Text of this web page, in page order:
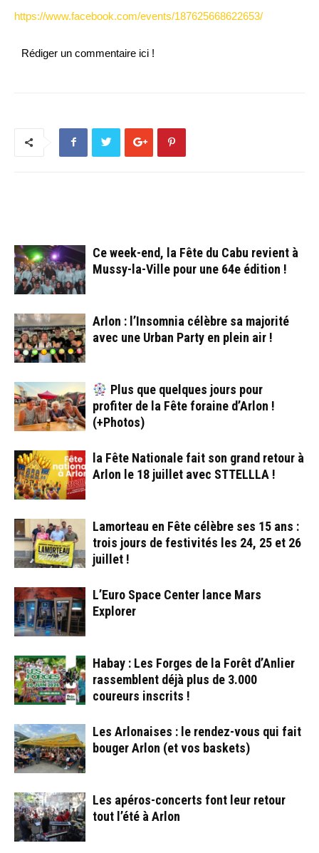
https://www.facebook.com/events/187625668622653/
Rédiger un commentaire ici !
Ce week-end, la Fête du Cabu revient à
Mussy-la-Ville pour une 64e édition !
Arlon : l’Insomnia célèbre sa majorité
avec une Urban Party en plein air !
Plus que quelques jours pour
profiter de la Fête foraine d’Arlon !
(+Photos)
la Fête Nationale fait son grand retour à
Arlon le 18 juillet avec STTELLLA !
Lamorteau en Fête célèbre ses 15 ans :
trois jours de festivités les 24, 25 et 26
juillet !
L’Euro Space Center lance Mars
Explorer
Habay : Les Forges de la Forêt d’Anlier
rassemblent déjà plus de 3.000
coureurs inscrits !
Les Arlonaises : le rendez-vous qui fait
bouger Arlon (et vos baskets)
Les apéros-concerts font leur retour
tout l’été à Arlon